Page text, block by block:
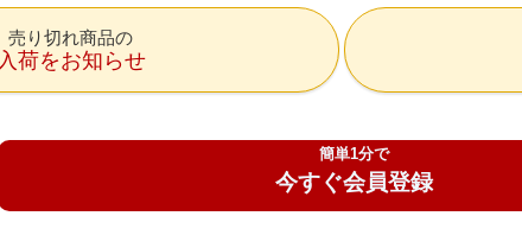
売り切れ商品の
入荷をお知らせ
簡単1分で
今すぐ会員登録